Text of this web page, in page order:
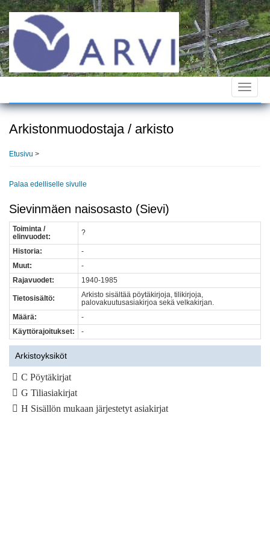
Hyppää
pääsisältöön
Toggle
Arkistonmuodostaja / arkisto
Etusivu >
Palaa edelliselle sivulle
Sievinmäen naisosasto (Sievi)
Toiminta /
elinvuodet:
?
Historia:
-
Muut:
-
Rajavuodet:
1940-1985
Tietosisältö:
Arkisto sisältää pöytäkirjoja, tilikirjoja,
palovakuutusasiakirjoa sekä velkakirjan.
Määrä:
-
Käyttörajoitukset:
-
Arkistoyksiköt
C Pöytäkirjat
G Tiliasiakirjat
H Sisällön mukaan järjestetyt asiakirjat